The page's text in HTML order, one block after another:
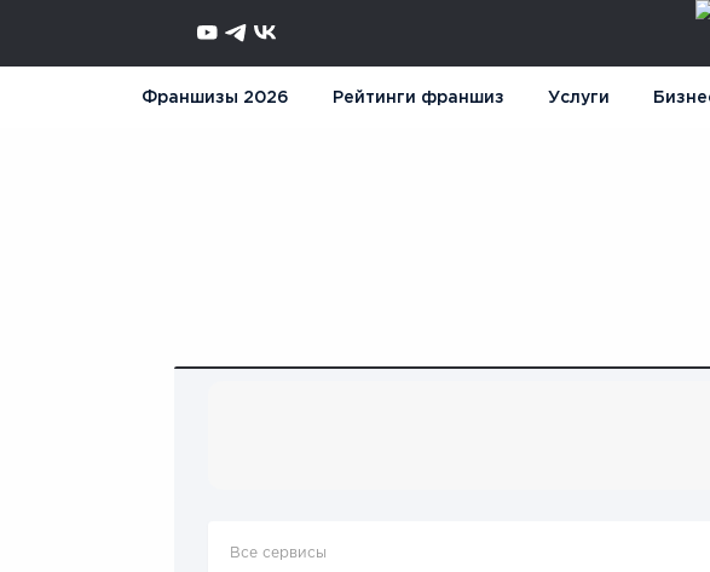
Франшизы 2026 Рейтинги франшиз Услуги
Все сервисы